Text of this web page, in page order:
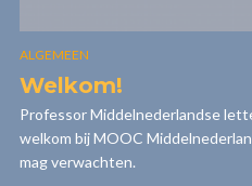
ALGEMEEN
Welkom!
Professor Middelnederlandse
welkom bij MOOC
mag verwachten.